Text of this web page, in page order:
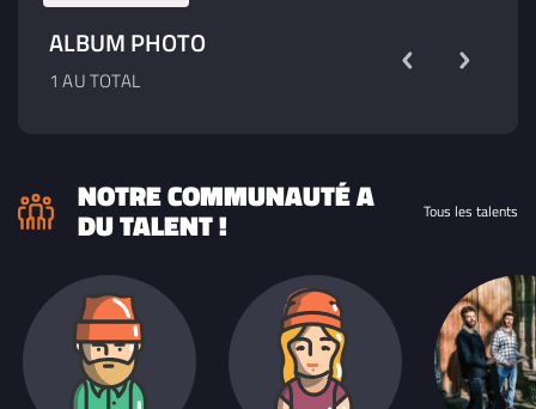
ALBUM PHOTO
1 AU TOTAL
NOTRE COMMUNAUTÉ A
DU TALENT ! Tous les talents